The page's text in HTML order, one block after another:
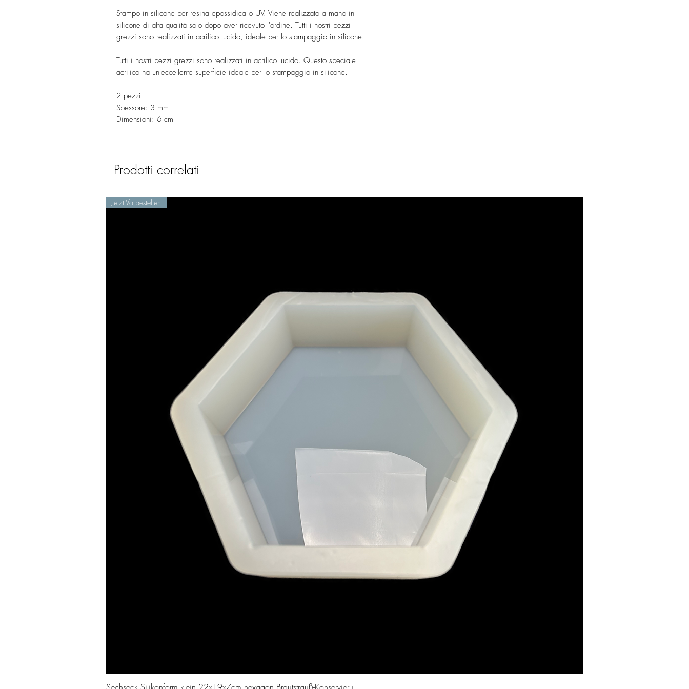
Stampo in silicone per resina epossidica o UV. Viene realizzato a mano in
silicone di alta qualità solo dopo aver ricevuto l'ordine. Tutti i nostri pezzi
grezzi sono realizzati in acrilico lucido, ideale per lo stampaggio in silicone.
Tutti i nostri pezzi grezzi sono realizzati in acrilico lucido. Questo speciale
acrilico ha un'eccellente superficie ideale per lo stampaggio in silicone.
2 pezzi
Spessore: 3 mm
Dimensioni: 6 cm
Prodotti correlati
Vista rapida
Jetzt Vorbestellen